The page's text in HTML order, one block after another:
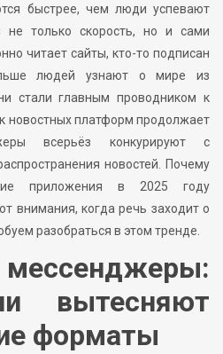
быстрее, чем люди успевают
не только скорость, но и сами
читает сайты, кто-то подписан
людей узнают о мире из
стали главным проводником к
новостных платформ продолжает
всерьёз конкурируют с
новостей. Почему
приложения в 2025 году
внимания, когда речь заходит о
разобраться в этом тренде.
вытесняют
форматы